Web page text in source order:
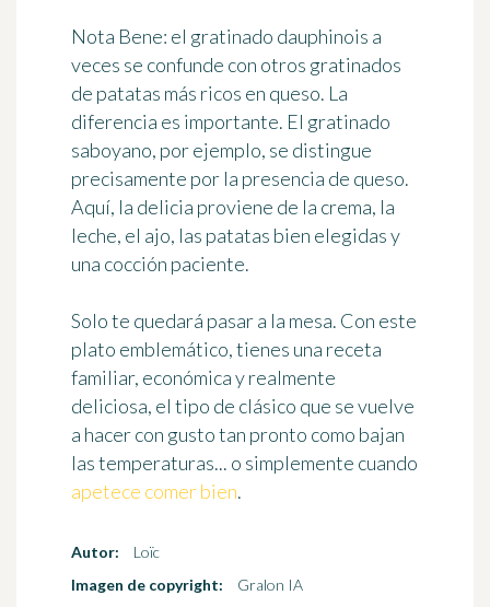
Nota Bene: el gratinado dauphinois a
veces se confunde con otros gratinados
de patatas más ricos en queso. La
diferencia es importante. El gratinado
saboyano, por ejemplo, se distingue
precisamente por la presencia de queso.
Aquí, la delicia proviene de la crema, la
leche, el ajo, las patatas bien elegidas y
una cocción paciente.
Solo te quedará pasar a la mesa. Con este
plato emblemático, tienes una receta
familiar, económica y realmente
deliciosa, el tipo de clásico que se vuelve
a hacer con gusto tan pronto como bajan
las temperaturas... o simplemente cuando
apetece comer bien.
Autor:
Loïc
Imagen de copyright:
Gralon IA